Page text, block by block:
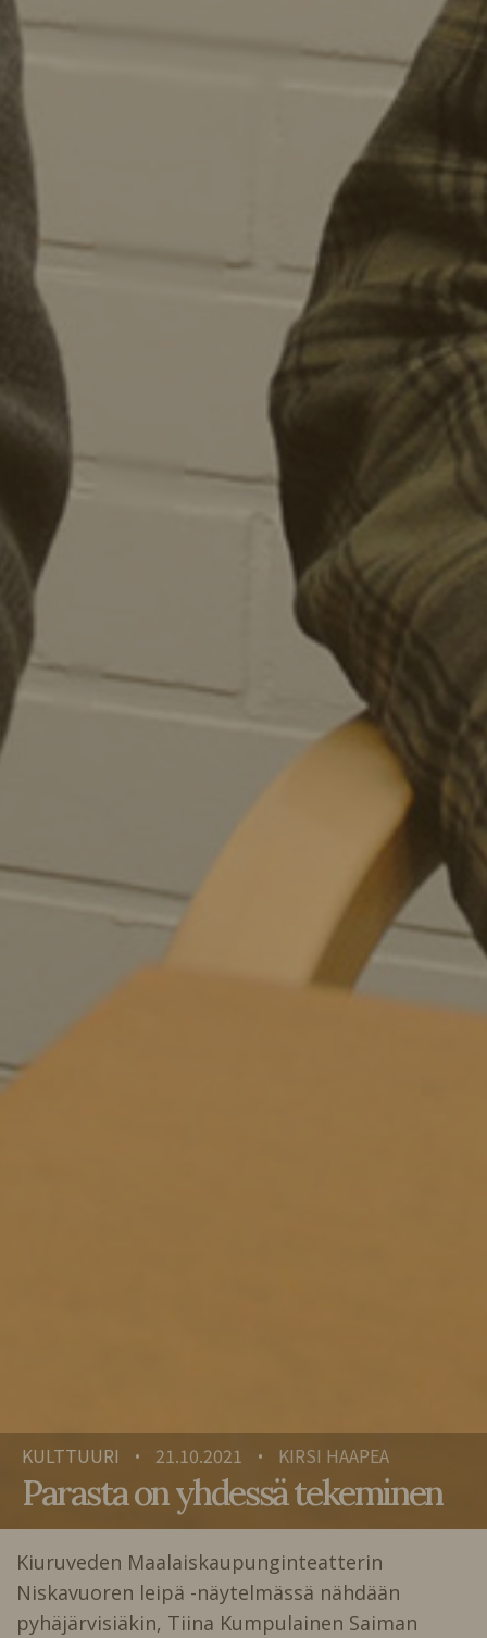
KULTTUURI • 21.10.2021 • KIRSI HAAPEA
Parasta on yhdessä tekeminen
Kiuruveden Maalaiskaupunginteatterin
Niskavuoren leipä -näytelmässä nähdään
pyhäjärvisiäkin, Tiina Kumpulainen Saiman